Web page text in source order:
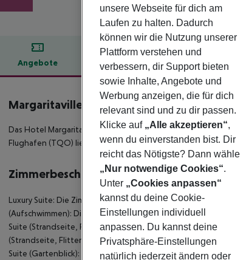
Angebote Hotelbeschreibung
Hotelbeschreibung
Margaritaville Island Reserve Riviera Maya
Das Hotel Margaritaville Island Reserve Riviera Maya by
Flughafen (TQO) liegt in etwa 124 km Entfernung.
Zimmerbeschreibung
Luxury Suite: Die Zimmer sind ausgestattet mit Minibar (ggf.
(Aufschwimmen): Die Zimmer sind ausgestattet mit Minibar
Suite (Strandseite, Flitterwochen): Die Zimmer sind
(Strandseite, Flitterwochen): Suite (Gartenblick): Die Zimmer
Suite (Gartenblick): King Zimmer: Die Zimmer sind
unsere Webseite für dich am
Laufen zu halten. Dadurch
können wir die Nutzung unserer
Plattform verstehen und
verbessern, dir Support bieten
sowie Inhalte, Angebote und
Werbung anzeigen, die für dich
relevant sind und zu dir passen.
Klicke auf „Alle akzeptieren“,
wenn du einverstanden bist. Dir
reicht das Nötigste? Dann wähle
„Nur notwendige Cookies“.
Unter „Cookies anpassen“
kannst du deine Cookie-
Einstellungen individuell
anpassen. Du kannst deine
Privatsphäre-Einstellungen
natürlich jederzeit ändern oder